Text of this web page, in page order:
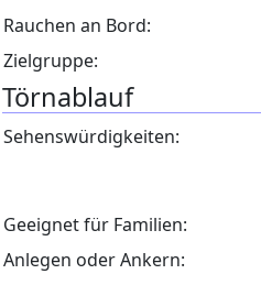
Rauchen an Bord:
Zielgruppe:
Törnablauf
Sehenswürdigkeiten:
Geeignet für Familien:
Anlegen oder Ankern: